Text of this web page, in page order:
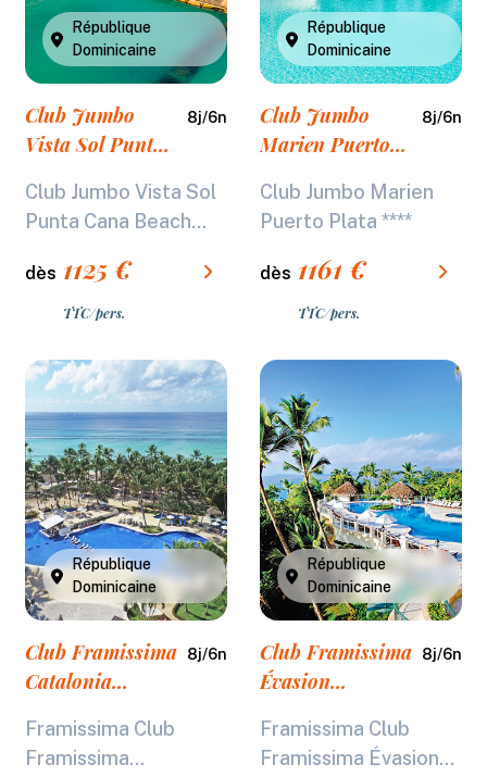
République
Dominicaine
Club Jumbo
Vista Sol Punta
Resort & Spa
****
8j/6n
Club Jumbo Vista Sol
Punta Cana Beach...
dès 1125 €
TTC/pers.
République
Dominicaine
Club Jumbo
Marien Puerto
8j/6n
Club Jumbo Marien
Puerto Plata ****
dès 1161 €
TTC/pers.
République
Dominicaine
Club Framissima
Catalonia
8j/6n
Framissima Club
Framissima...
République
Dominicaine
Club Framissima
Évasion
Cayacoa *****
8j/6n
Framissima Club
Framissima Évasion...